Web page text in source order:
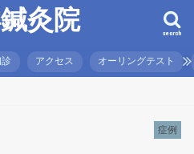
灸院 search
診 アクセス オーリングテスト
症例